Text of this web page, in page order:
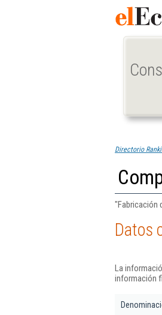
Directorio
"Fabricación
Datos
La
información